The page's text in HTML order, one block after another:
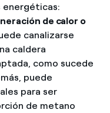
energéticas:
de calor o
canalizarse
caldera
como sucede
puede
para ser
de metano